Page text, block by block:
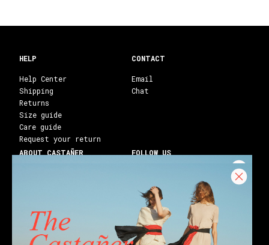
CONTACT
Email
Chat
HELP
Help Center
Shipping
Returns
Size guide
Care guide
Request your return
ABOUT CASTAÑER
Franchises
Stores
Castañer Society
FOLLOW US
Facebook
Youtube
Blog